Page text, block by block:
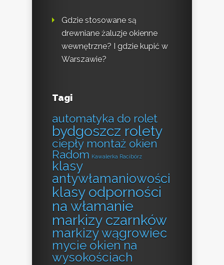
Gdzie stosowane są
drewniane żaluzje okienne
wewnętrzne? I gdzie kupić w
Warszawie?
Tagi
automatyka do rolet
bydgoszcz rolety
ciepły montaż okien
Radom Kawalerka Racibórz
klasy
antywłamaniowości
klasy odporności
na włamanie
markizy czarnków
markizy wągrowiec
mycie okien na
wysokościach